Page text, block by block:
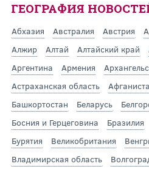
ГЕОГРАФИЯ
Абхазия Австралия Австрия
Алжир
Алтай Алтайский край
Аргентина
Армения
Астраханская область
Башкортостан
Беларусь
Босния и Герцеговина
Бразилия
Бурятия
Великобритания
Владимирская область